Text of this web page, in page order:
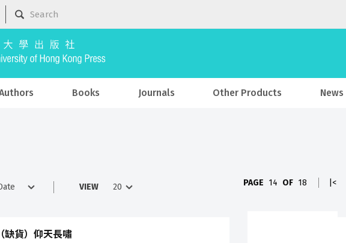
Books Journals Other Products News
VIEW PAGE 14 OF 18 |<
（缺貨）仰天長嘯